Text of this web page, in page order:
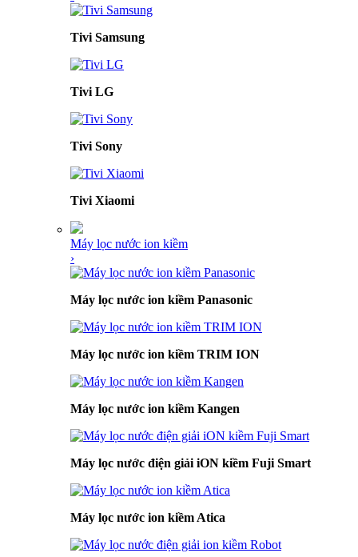
Tivi Samsung
Tivi LG
Tivi Sony
Tivi Xiaomi
Máy lọc nước ion kiềm
›
Máy lọc nước ion kiềm Panasonic
Máy lọc nước ion kiềm TRIM ION
Máy lọc nước ion kiềm Kangen
Máy lọc nước điện giải iON kiềm Fuji Smart
Máy lọc nước ion kiềm Atica